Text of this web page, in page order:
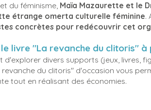
du féminisme, Maïa Mazaurette et le
étrange omerta culturelle féminine.
concrètes pour redécouvrir cet
livre "La revanche du clitoris" à
d'explorer divers supports (jeux, livres,
revanche du clitoris" d'occasion vous
tout en réalisant des économies.